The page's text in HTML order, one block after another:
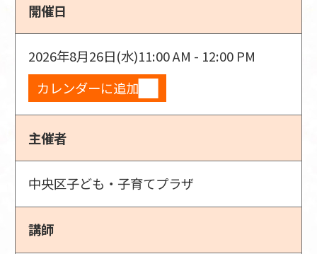
開催日
2026年8月26日(水)11:00 AM - 12:00 PM
カレンダーに追加
主催者
中央区子ども・子育てプラザ
講師